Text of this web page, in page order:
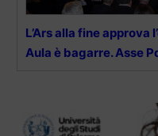
L’Ars alla fine approva
Aula è bagarre. Asse